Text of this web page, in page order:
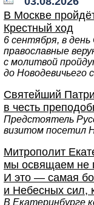
В Москве
Крестный ход
6 сентября, в
православные
с молитвой
до Новодевичьего
Святейший
в честь
Предстоятель
визитом посетил
Митрополит
мы освящаем не
И это — самая
и Небесных сил,
В Екатеринбурге